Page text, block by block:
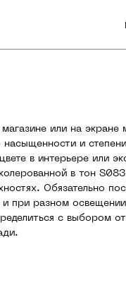
или на экране
насыщенности и
в интерьере или
в тон
Обязательно
и при разном
с выбором